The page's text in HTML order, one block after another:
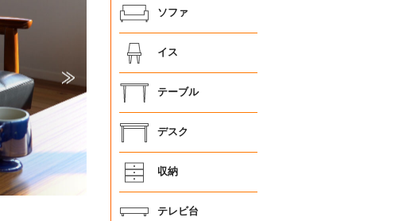
ソファ
イス
テーブル
デスク
収納
テレビ台